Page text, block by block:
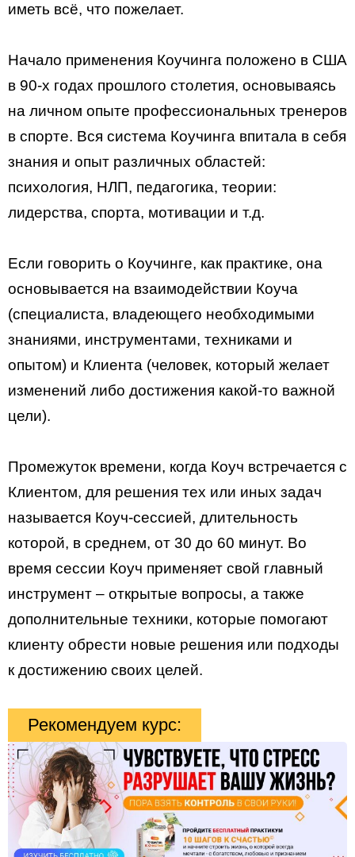
иметь всё, что пожелает.
Начало применения Коучинга положено в США
в 90-х годах прошлого столетия, основываясь
на личном опыте профессиональных тренеров
в спорте. Вся система Коучинга впитала в себя
знания и опыт различных областей:
психология, НЛП, педагогика, теории:
лидерства, спорта, мотивации и т.д.
Если говорить о Коучинге, как практике, она
основывается на взаимодействии Коуча
(специалиста, владеющего необходимыми
знаниями, инструментами, техниками и
опытом) и Клиента (человек, который желает
изменений либо достижения какой-то важной
цели).
Промежуток времени, когда Коуч встречается с
Клиентом, для решения тех или иных задач
называется Коуч-сессией, длительность
которой, в среднем, от 30 до 60 минут. Во
время сессии Коуч применяет свой главный
инструмент – открытые вопросы, а также
дополнительные техники, которые помогают
клиенту обрести новые решения или подходы
к достижению своих целей.
Рекомендуем курс: